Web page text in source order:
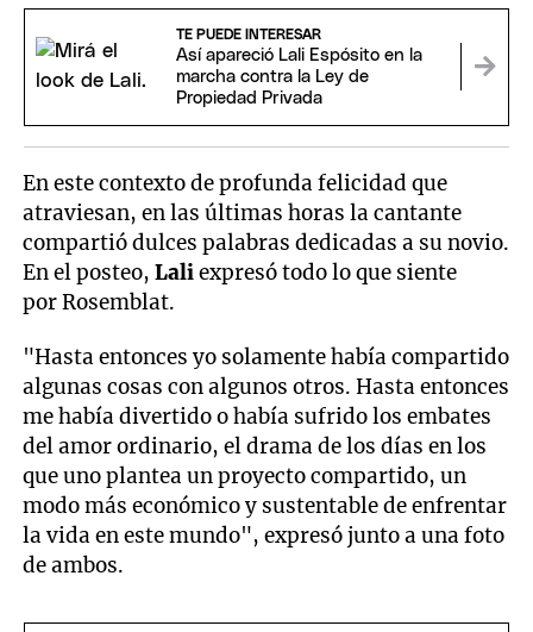
TE PUEDE INTERESAR
Así apareció Lali Espósito en la
marcha contra la Ley de
Propiedad Privada
En este contexto de profunda felicidad que
atraviesan, en las últimas horas la cantante
compartió dulces palabras dedicadas a su novio.
En el posteo,Laliexpresó todo lo que siente
por Rosemblat.
"Hasta entonces yo solamente había compartido
algunas cosas con algunos otros. Hasta entonces
me había divertido o había sufrido los embates
del amor ordinario, el drama de los días en los
que uno plantea un proyecto compartido, un
modo más económico y sustentable de enfrentar
la vida en este mundo", expresó junto a una foto
de ambos.